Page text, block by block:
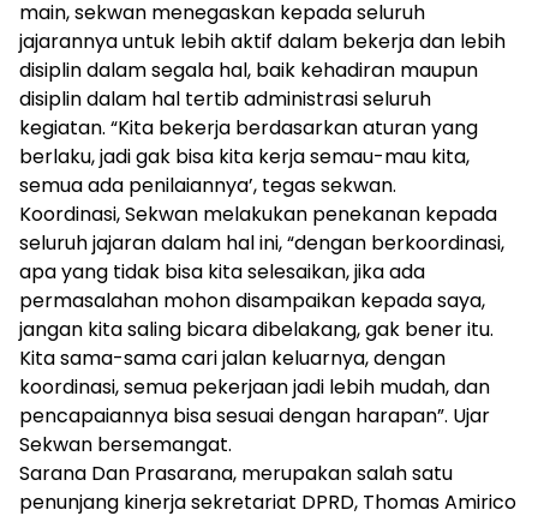
main, sekwan menegaskan kepada seluruh
jajarannya untuk lebih aktif dalam bekerja dan lebih
disiplin dalam segala hal, baik kehadiran maupun
disiplin dalam hal tertib administrasi seluruh
kegiatan. “Kita bekerja berdasarkan aturan yang
berlaku, jadi gak bisa kita kerja semau-mau kita,
semua ada penilaiannya’, tegas sekwan.
Koordinasi, Sekwan melakukan penekanan kepada
seluruh jajaran dalam hal ini, “dengan berkoordinasi,
apa yang tidak bisa kita selesaikan, jika ada
permasalahan mohon disampaikan kepada saya,
jangan kita saling bicara dibelakang, gak bener itu.
Kita sama-sama cari jalan keluarnya, dengan
koordinasi, semua pekerjaan jadi lebih mudah, dan
pencapaiannya bisa sesuai dengan harapan”. Ujar
Sekwan bersemangat.
Sarana Dan Prasarana, merupakan salah satu
penunjang kinerja sekretariat DPRD, Thomas Amirico